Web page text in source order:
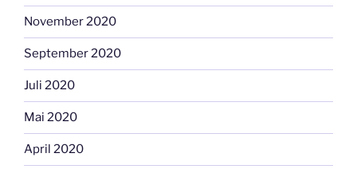
November 2020
September 2020
Juli 2020
Mai 2020
April 2020